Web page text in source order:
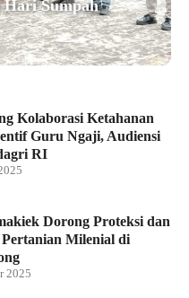
Sumpah
Kolaborasi Ketahanan
Guru Ngaji, Audiensi
RI
Dorong Proteksi dan
Pertanian Milenial di
2025